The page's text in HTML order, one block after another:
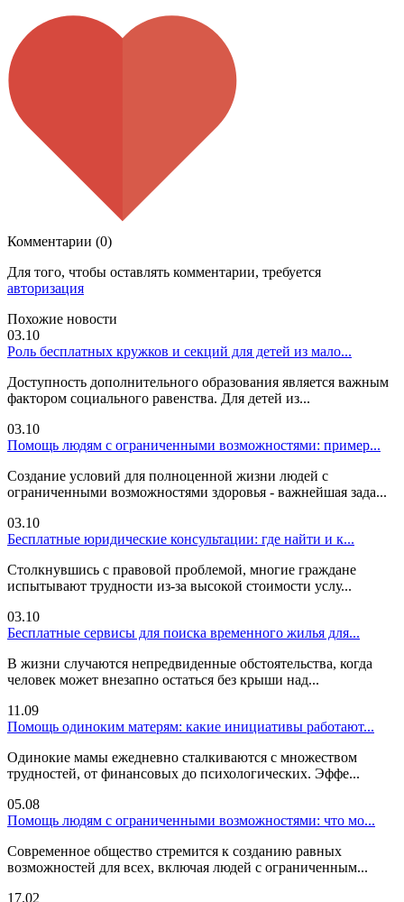
Комментарии (0)
Для того, чтобы оставлять комментарии, требуется
авторизация
Похожие новости
03.10
Роль бесплатных кружков и секций для детей из мало...
Доступность дополнительного образования является важным
фактором социального равенства. Для детей из...
03.10
Помощь людям с ограниченными возможностями: пример...
Создание условий для полноценной жизни людей с
ограниченными возможностями здоровья - важнейшая зада...
03.10
Бесплатные юридические консультации: где найти и к...
Столкнувшись с правовой проблемой, многие граждане
испытывают трудности из-за высокой стоимости услу...
03.10
Бесплатные сервисы для поиска временного жилья для...
В жизни случаются непредвиденные обстоятельства, когда
человек может внезапно остаться без крыши над...
11.09
Помощь одиноким матерям: какие инициативы работают...
Одинокие мамы ежедневно сталкиваются с множеством
трудностей, от финансовых до психологических. Эффе...
05.08
Помощь людям с ограниченными возможностями: что мо...
Современное общество стремится к созданию равных
возможностей для всех, включая людей с ограниченным...
17.02